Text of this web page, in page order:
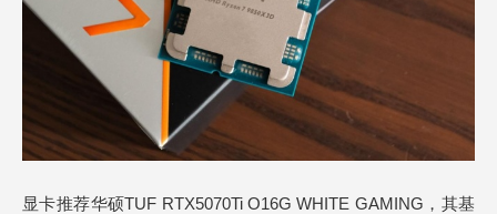
显卡推荐华硕TUF RTX5070Ti O16G WHITE GAMING，其基